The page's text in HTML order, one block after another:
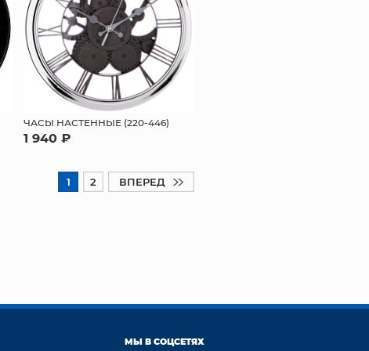
ЧАСЫ НАСТЕННЫЕ (220-446)
1 940 ₽
1 2 ВПЕРЕД
МЫ В СОЦСЕТЯХ